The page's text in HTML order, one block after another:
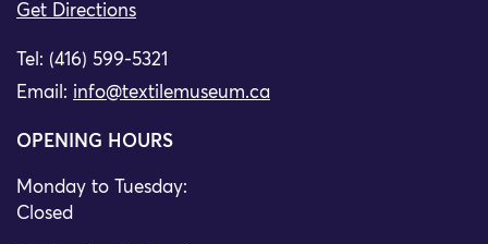
Get Directions
Tel: (416) 599-5321
Email: info@textilemuseum.ca
OPENING HOURS
Monday to Tuesday:
Closed